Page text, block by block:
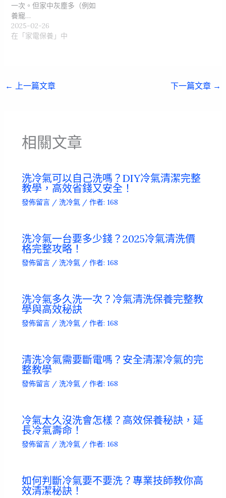
一次。但家中灰塵多（例如
養寵…
2025-02-26
在「家電保養」中
← 上一篇文章 下一篇文章 →
相關文章
洗冷氣可以自己洗嗎？DIY冷氣清潔完整
教學，高效省錢又安全！
發佈留言 / 洗冷氣/ 作者: 168
洗冷氣一台要多少錢？2025冷氣清洗價
格完整攻略！
發佈留言 / 洗冷氣/ 作者: 168
洗冷氣多久洗一次？冷氣清洗保養完整教
學與高效秘訣
發佈留言 / 洗冷氣/ 作者: 168
清洗冷氣需要斷電嗎？安全清潔冷氣的完
整教學
發佈留言 / 洗冷氣/ 作者: 168
冷氣太久沒洗會怎樣？高效保養秘訣，延
長冷氣壽命！
發佈留言 / 洗冷氣/ 作者: 168
如何判斷冷氣要不要洗？專業技師教你高
效清潔秘訣！